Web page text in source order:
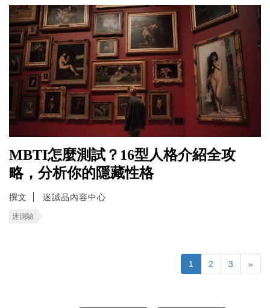
MBTI怎麼測試？16型人格介紹全攻
略，分析你的隱藏性格
撰文 迷誠品內容中心
迷測驗
1 2 3 »